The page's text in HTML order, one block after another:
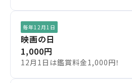
毎年12月1日
映画の日
1,000円
12月1日は鑑賞料金1,000円！